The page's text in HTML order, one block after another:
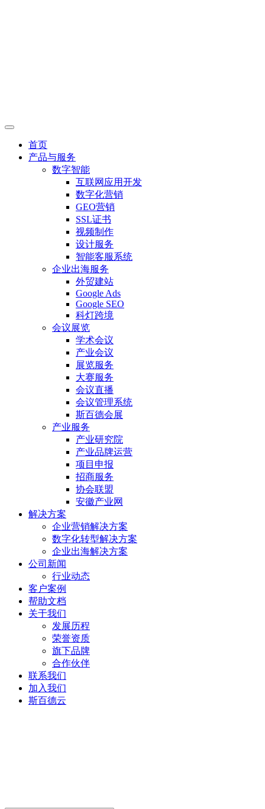
首页
产品与服务
数字智能
互联网应用开发
数字化营销
GEO营销
SSL证书
视频制作
设计服务
智能客服系统
企业出海服务
外贸建站
Google Ads
Google SEO
科灯跨境
会议展览
学术会议
产业会议
展览服务
大赛服务
会议直播
会议管理系统
斯百德会展
产业服务
产业研究院
产业品牌运营
项目申报
招商服务
协会联盟
安徽产业网
解决方案
企业营销解决方案
数字化转型解决方案
企业出海解决方案
公司新闻
行业动态
客户案例
帮助文档
关于我们
发展历程
荣誉资质
旗下品牌
合作伙伴
联系我们
加入我们
斯百德云